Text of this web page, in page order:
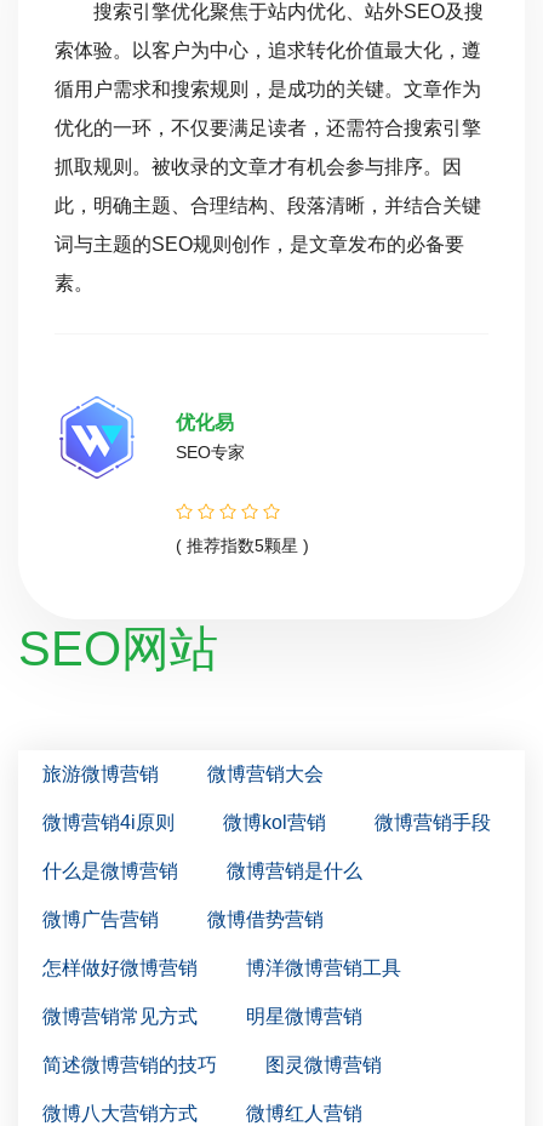
搜索引擎优化聚焦于站内优化、站外SEO及搜
索体验。以客户为中心，追求转化价值最大化，遵
循用户需求和搜索规则，是成功的关键。文章作为
优化的一环，不仅要满足读者，还需符合搜索引擎
抓取规则。被收录的文章才有机会参与排序。因
此，明确主题、合理结构、段落清晰，并结合关键
词与主题的SEO规则创作，是文章发布的必备要
素。
优化易
SEO专家
( 推荐指数5颗星 )
SEO网站
旅游微博营销 微博营销大会
微博营销4i原则 微博kol营销 微博营销手段
什么是微博营销 微博营销是什么
微博广告营销 微博借势营销
怎样做好微博营销 博洋微博营销工具
微博营销常见方式 明星微博营销
简述微博营销的技巧 图灵微博营销
微博八大营销方式 微博红人营销